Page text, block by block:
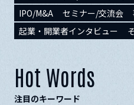
IPO/M&A
セミナー/交流会
起業・開業者インタビュー
Hot Words
注目のキーワード